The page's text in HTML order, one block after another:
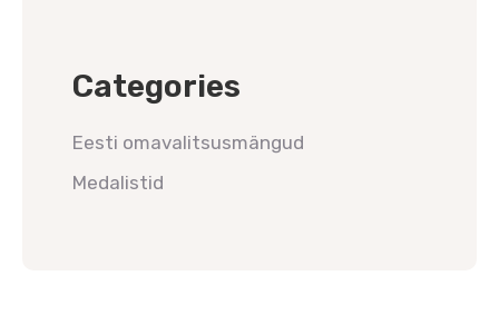
Categories
Eesti omavalitsusmängud
Medalistid